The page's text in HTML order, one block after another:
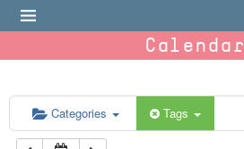
Calendar
Categories Tags
6:00 am